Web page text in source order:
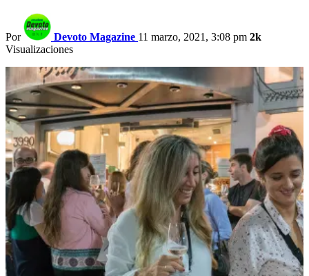
Por Devoto Magazine 11 marzo, 2021, 3:08 pm 2k
Visualizaciones